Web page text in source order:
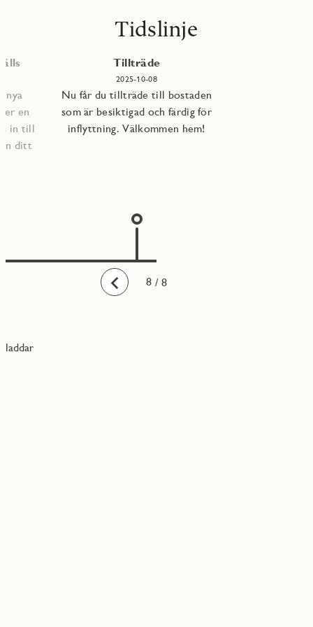
Tidslinje
Bakåt
nya
en
in till
ditt
Tillträde
2025-10-08
Nu får du tillträde till bostaden
som är besiktigad och färdig för
inflyttning. Välkommen hem!
1
2
3
4
5
6
7
8 / 8
laddar